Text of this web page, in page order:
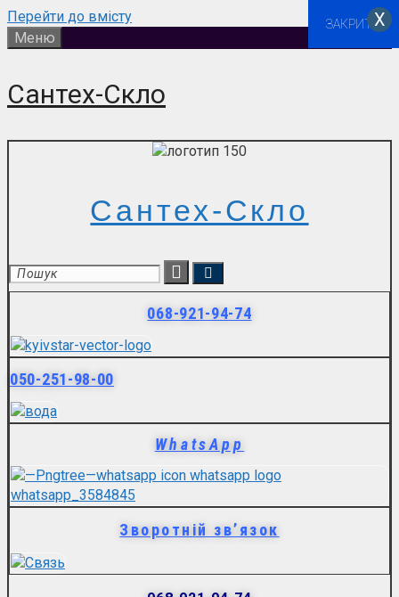
Перейти до вмісту
Меню
Сантех-Скло
Сантех-Скло
068-921-94-74
050-251-98-00
WhatsApp
Зворотній зв’язок
ЗАКРИТИХ